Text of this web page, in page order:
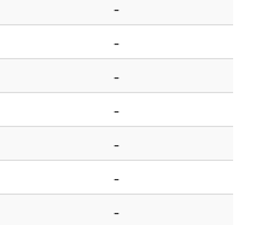
-
-
-
-
-
-
-